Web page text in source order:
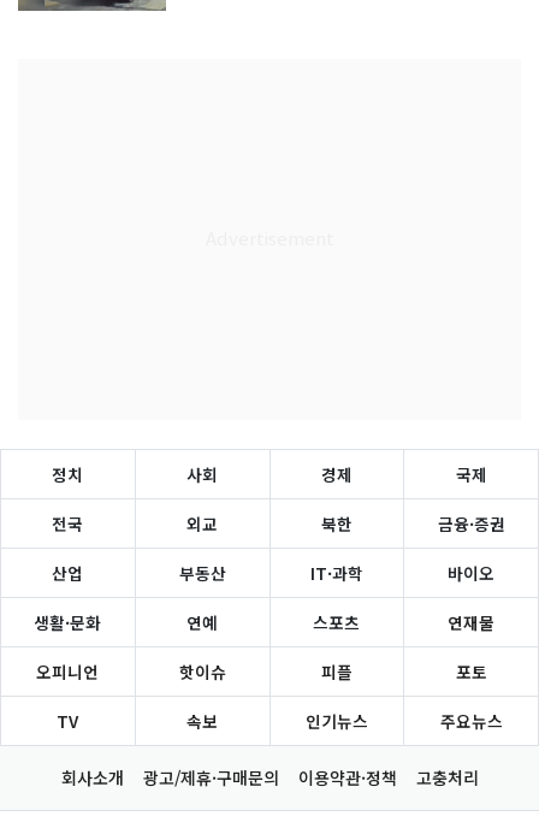
정치 사회 경제 국제
전국 외교 북한 금융·증권
산업 부동산 IT·과학 바이오
생활·문화 연예 스포츠 연재물
오피니언 핫이슈 피플 포토
TV 속보 인기뉴스 주요뉴스
회사소개 광고/제휴·구매문의 이용약관·정책 고충처리